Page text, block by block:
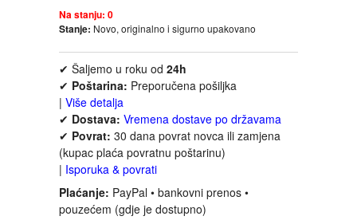
FANTASTIKA
HOROR
INTERNET I RAČUNARI
ISTORIJSKI
KLASICI
Na stanju: 0
Stanje: Novo, originalno i sigurno upakovano
✔ Šaljemo u roku od 24h
✔ Poštarina: Preporučena pošiljka
| Više detalja
✔ Dostava: Vremena dostave po državama
✔ Povrat: 30 dana povrat novca ili zamjena
(kupac plaća povratnu poštarinu)
| Isporuka & povrati
Plaćanje: PayPal • bankovni prenos •
pouzećem (gdje je dostupno)